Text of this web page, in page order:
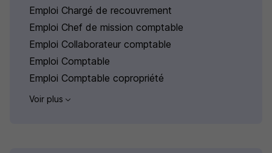
Emploi Chargé de recouvrement
Emploi Chef de mission comptable
Emploi Collaborateur comptable
Emploi Comptable
Emploi Comptable copropriété
Voir plus